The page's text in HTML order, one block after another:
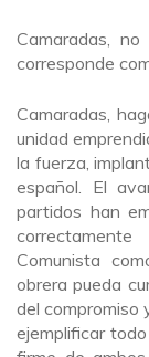
Camaradas,
corresponde
Camaradas,
unidad
la fuerza,
español. El
partidos han
Comunista
obrera pueda
del compromiso
ejemplificar